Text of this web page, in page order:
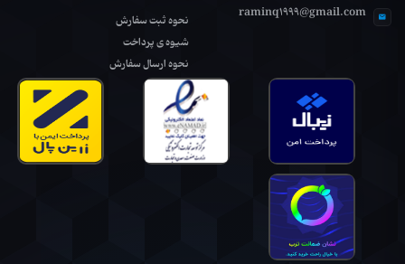
raminq1999@gmail.com
نحوه ثبت سفارش
شیوه ی پرداخت
نحوه ارسال سفارش